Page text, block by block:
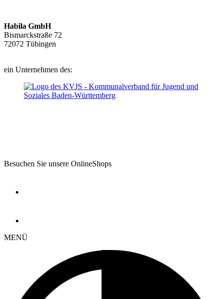
Habila GmbH
Bismarckstraße 72
72072 Tübingen
ein Unternehmen des:
Besuchen Sie unsere OnlineShops
MENÜ